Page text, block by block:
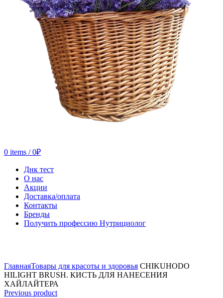
0 items / 0₽
Днк тест
О нас
Акции
Доставка/оплата
Контакты
Бренды
Получить профессию Нутрициолог
ГлавнаяТовары для красоты и здоровья CHIKUHODO
HILIGHT BRUSH. КИСТЬ ДЛЯ НАНЕСЕНИЯ
ХАЙЛАЙТЕРА
Previous product